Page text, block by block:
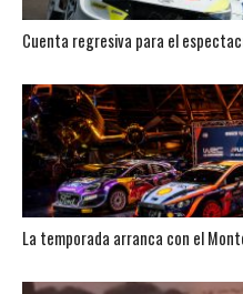
Cuenta regresiva para el
La temporada arranca con el